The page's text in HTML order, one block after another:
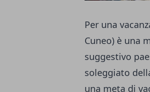
Per una
Cuneo) è una
suggestivo
soleggiato
una meta di